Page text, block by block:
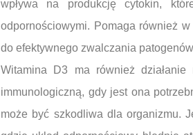
wpływa na produkcję cytokin,
odpornościowymi. Pomaga również
do efektywnego zwalczania
Witamina D3 ma również
immunologiczną, gdy jest ona
może być szkodliwa dla organizmu.